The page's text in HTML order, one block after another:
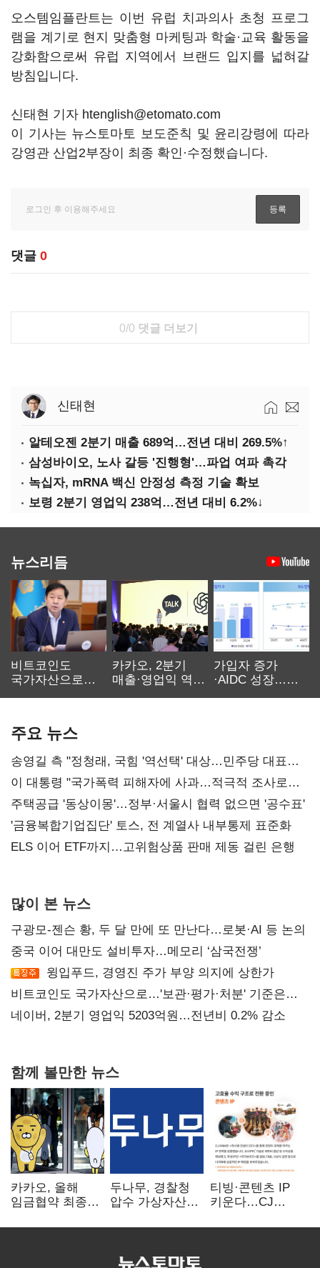
오스템임플란트는 이번 유럽 치과의사 초청 프로그
램을 계기로 현지 맞춤형 마케팅과 학술·교육 활동을
강화함으로써 유럽 지역에서 브랜드 입지를 넓혀갈
방침입니다.
신태현 기자 htenglish@etomato.com
이 기사는 뉴스토마토 보도준칙 및 윤리강령에 따라
강영관 산업2부장이 최종 확인·수정했습니다.
댓글 0
0/0 댓글 더보기
신태현
알테오젠 2분기 매출 689억…전년 대비 269.5%↑
삼성바이오, 노사 갈등 '진행형'…파업 여파 촉각
녹십자, mRNA 백신 안정성 측정 기술 확보
보령 2분기 영업익 238억…전년 대비 6.2%↓
뉴스리듬
비트코인도
국가자산으로…'
카카오, 2분기
매출·영업익 역대
가입자 증가
·AIDC 성장…
주요 뉴스
송영길 측 "정청래, 국힘 '역선택' 대상…민주당 대표로
총선 지휘 못해"
이 대통령 "국가폭력 피해자에 사과…적극적 조사로
진실 밝혀야"
주택공급 '동상이몽'…정부·서울시 협력 없으면 '공수표'
'금융복합기업집단' 토스, 전 계열사 내부통제 표준화
ELS 이어 ETF까지…고위험상품 판매 제동 걸린 은행
많이 본 뉴스
구광모-젠슨 황, 두 달 만에 또 만난다…로봇·AI 등 논의
중국 이어 대만도 설비투자…메모리 ‘삼국전쟁’
윙입푸드, 경영진 주가 부양 의지에 상한가
비트코인도 국가자산으로…'보관·평가·처분' 기준은
숙제
네이버, 2분기 영업익 5203억원…전년비 0.2% 감소
함께 볼만한 뉴스
카카오, 올해
임금협약 최종
인상·격려금
두나무, 경찰청
압수 가상자산
커스터디 사업
티빙·콘텐츠 IP
키운다…CJ
글로벌 확장 가속